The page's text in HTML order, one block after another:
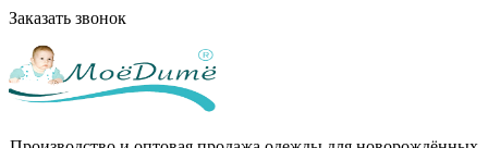
Заказать звонок